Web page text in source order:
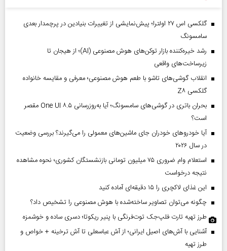
گلکسی اس ۲۷ اولترا؛ پیش‌نمایشی از تغییرات بنیادین در پرچمدار بعدی
سامسونگ
رشد خیره‌کننده بازار توکن‌های هوش مصنوعی (AI)؛ از هیجان تا
زیرساخت‌های واقعی
انقلاب گوشی‌های تاشو‌ با طعم هوش مصنوعی؛ معرفی و مقایسه خانواده
گلکسی Z۸
بحران باتری در گوشی‌های سامسونگ؛ آیا به‌روزرسانی One UI ۸.۵ مقصر
است؟
آیا خودروهای خودران جای ماشین‌های معمولی را می‌گیرند؟ بررسی وضعیت
در سال ۲۰۲۶
استعلام وام ضروری ۷۵ میلیون تومانی بازنشستگان کشوری؛ نحوه مشاهده
نتیجه درخواست
این غذای لاکچری را ۱۵ دقیقه‌ای آماده کنید
چگونه می‌توان تصاویر ساخته‌شده با هوش مصنوعی را تشخیص داد؟
طرز تهیه تارت فلپ‌جک توت‌فرنگی با پنیر ریکوتا؛ دسری ساده و خوشمزه
آشنایی با آش‌های اصیل ایرانی؛ از آش عباسعلی تا آش ترخینه + خواص و
طرز تهیه